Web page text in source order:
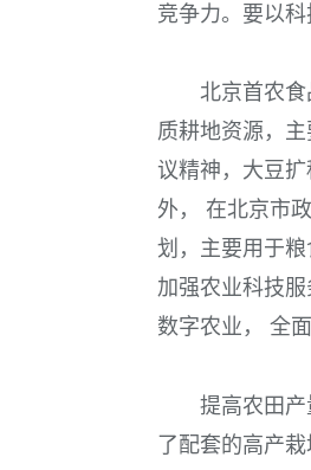
竞争力。要以科
北京首农
质耕地资源，
议精神，大豆
外， 在北京市
划，主要用于
加强农业科技
数字农业， 全
提高农田
了配套的高产